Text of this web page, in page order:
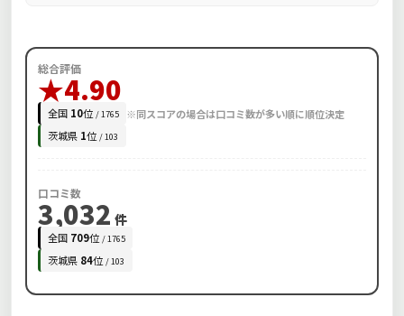
総合評価
★4.90
全国 10位 / 1765
茨城県 1位 / 103
※同スコアの場合は口コミ数が多い順に順位決定
口コミ数
3,032 件
全国 709位 / 1765
茨城県 84位 / 103